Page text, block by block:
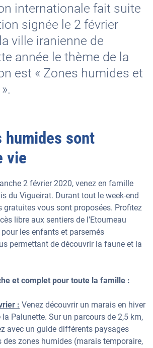
internationale fait suite
signée le 2 février
ville iranienne de
année le thème de la
est « Zones humides et
humides sont
vie
2 février 2020, venez en famille
du Vigueirat. Durant tout le week-end
gratuites vous sont proposées. Profitez
libre aux sentiers de l’Etourneau
les enfants et parsemés
permettant de découvrir la faune et la
et complet pour toute la famille :
: Venez découvrir un marais en hiver
la Palunette. Sur un parcours de 2,5 km,
avec un guide différents paysages
des zones humides (marais temporaire,